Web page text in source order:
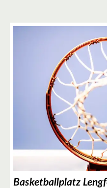
Basketballplatz